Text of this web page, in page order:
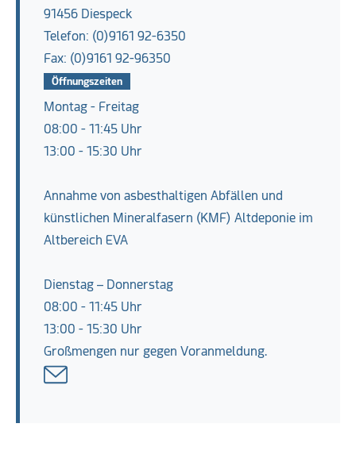
91456 Diespeck
Telefon: (0)9161 92-6350
Fax: (0)9161 92-96350
Öffnungszeiten
Montag - Freitag
08:00 - 11:45 Uhr
13:00 - 15:30 Uhr
Annahme von asbesthaltigen Abfällen und
künstlichen Mineralfasern (KMF) Altdeponie im
Altbereich EVA
Dienstag – Donnerstag
08:00 - 11:45 Uhr
13:00 - 15:30 Uhr
Großmengen nur gegen Voranmeldung.